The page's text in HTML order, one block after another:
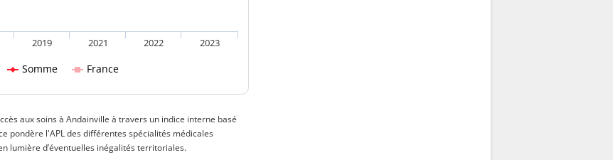
Somme France
2019 2021 2022 2023
aux soins à Andainville à travers un indice interne basé
pondère l'APL des différentes spécialités médicales
lumière d’éventuelles inégalités territoriales.